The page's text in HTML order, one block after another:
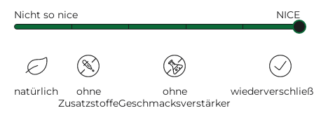
Nicht so nice100% NICE0%
natürlich
ohne
Zusatzstoffe
ohne
Geschmacksverstärker